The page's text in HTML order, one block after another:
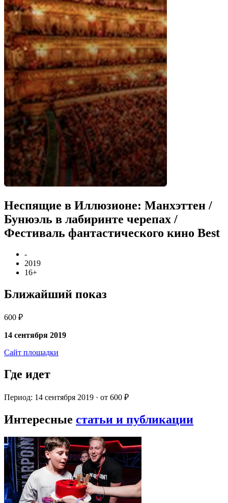
Неспящие в Иллюзионе: Манхэттен /
Бунюэль в лабиринте черепах /
Фестиваль фантастического кино Best
-
2019
16+
Ближайший показ
600 ₽
14 сентября 2019
Сайт площадки
Где идет
Период: 14 сентября 2019 · от 600 ₽
Интересные статьи и публикации